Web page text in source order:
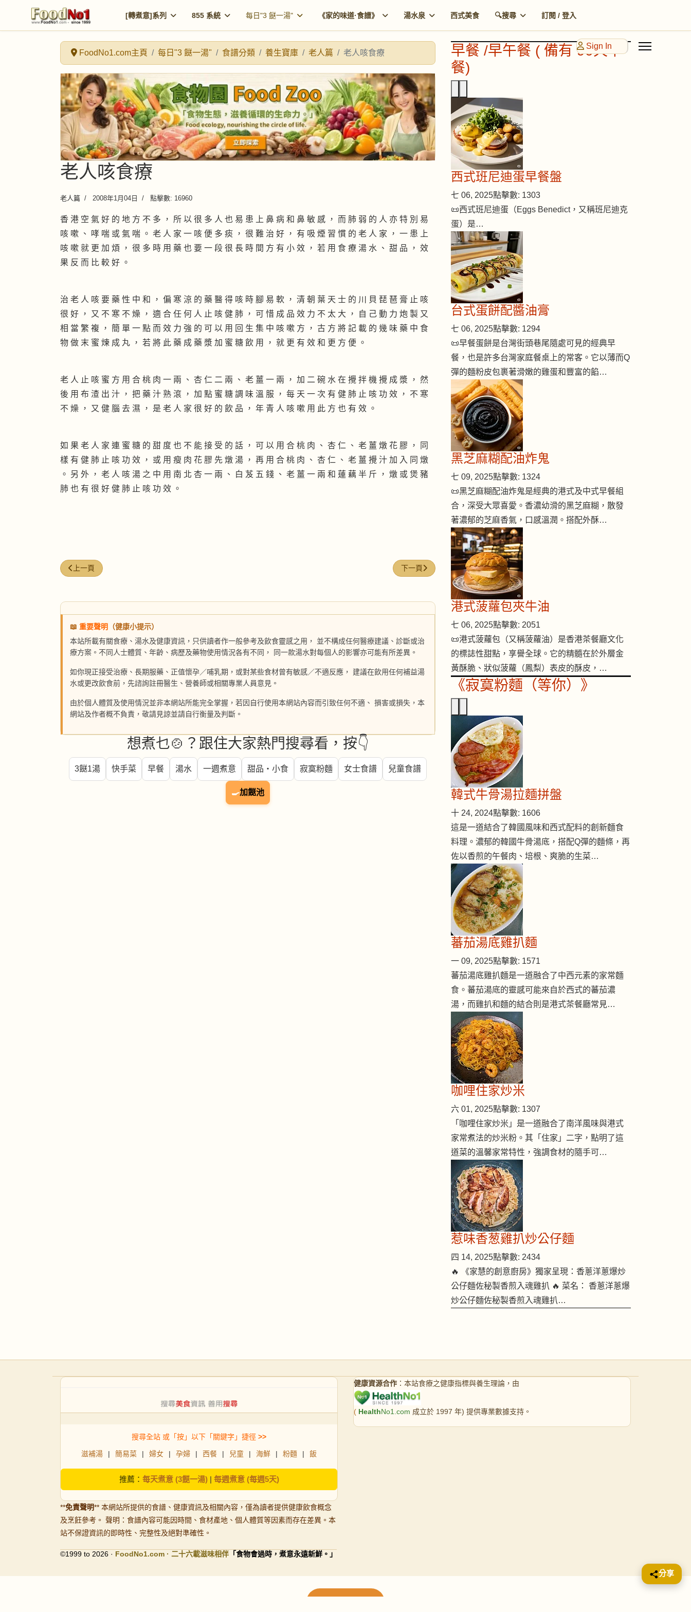
[轉煮意]系列 855 系統 每日"3 餸一湯" 《家的味道·食譜》 湯水泉 西式美食 🔍搜尋 訂閱 / 登入
Sign In
FoodNo1.com主頁 每日"3 餸一湯" 食譜分類 養生寶庫 老人篇 老人咳食療
老人咳食療
老人篇 2008年1月04日 點擊數: 16960
香 港 空 氣 好 的 地 方 不 多 ， 所 以 很 多 人 也 易 患 上 鼻 病 和 鼻 敏 感 ， 而 肺 弱 的 人 亦 特 別 易
咳 嗽 、 哮 喘 或 氣 喘 。 老 人 家 一 咳 便 多 痰 ， 很 難 治 好 ， 有 吸 煙 習 慣 的 老 人 家 ， 一 患 上
咳 嗽 就 更 加 煩 ， 很 多 時 用 藥 也 要 一 段 很 長 時 間 方 有 小 效 ， 若 用 食 療 湯 水 、 甜 品 ， 效
果 反 而 比 較 好 。
治 老 人 咳 要 藥 性 中 和 ， 偏 寒 涼 的 藥 醫 得 咳 時 腳 易 軟 ， 清 朝 葉 天 士 的 川 貝 琵 琶 膏 止 咳
很 好 ， 又 不 寒 不 燥 ， 適 合 任 何 人 止 咳 健 肺 ， 可 惜 成 品 效 力 不 太 大 ， 自 己 動 力 炮 製 又
相 當 繁 複 ， 簡 單 一 點 而 效 力 強 的 可 以 用 回 生 集 中 咳 嗽 方 ， 古 方 將 記 載 的 幾 味 藥 中 食
物 做 末 蜜 煉 成 丸 ， 若 將 此 藥 成 藥 漿 加 蜜 糖 飲 用 ， 就 更 有 效 和 更 方 便 。
老 人 止 咳 蜜 方 用 合 桃 肉 一 兩 、 杏 仁 二 兩 、 老 薑 一 兩 ， 加 二 碗 水 在 攪 拌 機 攪 成 漿 ， 然
後 用 布 渣 出 汁 ， 把 藥 汁 熟 滾 ， 加 點 蜜 糖 調 味 溫 服 ， 每 天 一 次 有 健 肺 止 咳 功 效 ， 不 寒
不 燥 ， 又 健 腦 去 濕 ， 是 老 人 家 很 好 的 飲 品 ， 年 青 人 咳 嗽 用 此 方 也 有 效 。
如 果 老 人 家 連 蜜 糖 的 甜 度 也 不 能 接 受 的 話 ， 可 以 用 合 桃 肉 、 杏 仁 、 老 薑 燉 花 膠 ， 同
樣 有 健 肺 止 咳 功 效 ， 或 用 瘦 肉 花 膠 先 燉 湯 ， 再 用 合 桃 肉 、 杏 仁 、 老 薑 攪 汁 加 入 同 燉
。 另 外 ， 老 人 咳 湯 之 中 用 南 北 杏 一 兩 、 白 芨 五 錢 、 老 薑 一 兩 和 蓮 藕 半 斤 ， 燉 或 煲 豬
肺 也 有 很 好 健 肺 止 咳 功 效 。
上一篇文章: 補鈣改善膝關節退化？ 半數老人吃錯
上一頁 下一篇文章: 豬肉杞子湯
下一頁
📖 重要聲明
（健康小提示）
本站所載有關食療、湯水及健康資訊，只供讀者作一般參考及飲食靈感之用， 並不構成任何醫療建議、診斷或治
療方案。不同人士體質、年齡、病歷及藥物使用情況各有不同， 同一款湯水對每個人的影響亦可能有所差異。
如你現正接受治療、長期服藥、正值懷孕／哺乳期，或對某些食材曾有敏感／不適反應， 建議在飲用任何補益湯
水或更改飲食前，先諮詢註冊醫生、營養師或相關專業人員意見。
由於個人體質及使用情況並非本網站所能完全掌握，若因自行使用本網站內容而引致任何不適、 損害或損失，本
網站及作者概不負責，敬請見諒並請自行衡量及判斷。
想煮乜🍲？跟住大家熱門搜尋看，按👇
3餸1湯 快手菜 早餐 湯水 一週煮意 甜品・小食 寂寞粉麵 女士食譜 兒童食譜
🍳加餸池
早餐 /早午餐 ( 備有 90天早
餐)
西式班尼迪蛋早餐盤
七 06, 2025點擊數: 1303
📜西式班尼迪蛋（Eggs Benedict，又稱班尼迪克
蛋）是…
台式蛋餅配醬油膏
七 06, 2025點擊數: 1294
📜早餐蛋餅是台灣街頭巷尾隨處可見的經典早
餐，也是許多台灣家庭餐桌上的常客。它以薄而Q
彈的麵粉皮包裹著滑嫩的雞蛋和豐富的餡…
黑芝麻糊配油炸鬼
七 09, 2025點擊數: 1324
📜黑芝麻糊配油炸鬼是經典的港式及中式早餐組
合，深受大眾喜愛。香濃幼滑的黑芝麻糊，散發
著濃郁的芝麻香氣，口感溫潤。搭配外酥…
港式菠蘿包夾牛油
七 06, 2025點擊數: 2051
📜港式菠蘿包（又稱菠蘿油）是香港茶餐廳文化
的標誌性甜點，享譽全球。它的精髓在於外層金
黃酥脆、狀似菠蘿（鳳梨）表皮的酥皮，…
《寂寞粉麵（等你）》
韓式牛骨湯拉麵拼盤
十 24, 2024點擊數: 1606
這是一道結合了韓國風味和西式配料的創新麵食
料理。濃郁的韓國牛骨湯底，搭配Q彈的麵條，再
佐以香煎的午餐肉、培根、爽脆的生菜…
蕃茄湯底雞扒麵
一 09, 2025點擊數: 1571
蕃茄湯底雞扒麵是一道融合了中西元素的家常麵
食。蕃茄湯底的靈感可能來自於西式的蕃茄濃
湯，而雞扒和麵的結合則是港式茶餐廳常見…
咖哩住家炒米
六 01, 2025點擊數: 1307
「咖哩住家炒米」是一道融合了南洋風味與港式
家常煮法的炒米粉。其「住家」二字，點明了這
道菜的溫馨家常特性，強調食材的隨手可…
惹味香葱雞扒炒公仔麵
四 14, 2025點擊數: 2434
🔥 《家慧的創意廚房》獨家呈現：香蔥洋蔥爆炒
公仔麵佐秘製香煎入魂雞扒 🔥 菜名： 香蔥洋蔥爆
炒公仔麵佐秘製香煎入魂雞扒…
搜尋全站 或「按」以下「關鍵字」捷徑 >>
滋補湯 | 簡易菜 | 婦女 | 孕婦 | 西餐 | 兒童 | 海鮮 | 粉麵 | 飯
推薦： 每天煮意 (3餸一湯)| 每週煮意 (每週5天)
**免責聲明** 本網站所提供的食譜、健康資訊及相關內容，僅為讀者提供健康飲食概念
及烹飪參考。 聲明：食譜內容可能因時間、食材產地、個人體質等因素而存在差異。本
站不保證資訊的即時性、完整性及絕對準確性。
©1999 to 2026 · FoodNo1.com · 二十六載滋味相伴 「食物會過時，煮意永遠新鮮。」
健康資源合作 ：本站食療之健康指標與養生理論，由
( HealthNo1.com 成立於 1997 年) 提供專業數據支持。
分享